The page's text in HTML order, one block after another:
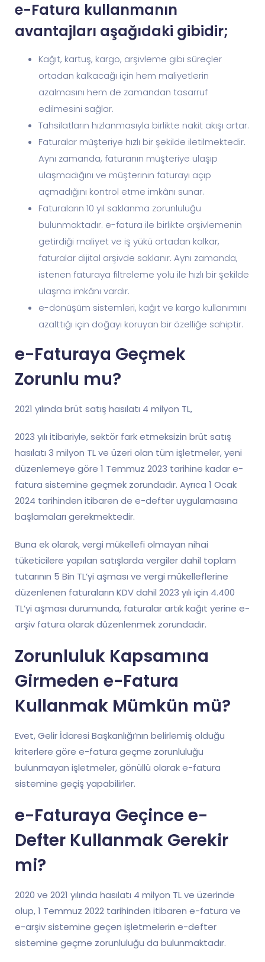
e-Fatura kullanmanın
avantajları aşağıdaki gibidir;
Kağıt, kartuş, kargo, arşivleme gibi süreçler
ortadan kalkacağı için hem maliyetlerin
azalmasını hem de zamandan tasarruf
edilmesini sağlar.
Tahsilatların hızlanmasıyla birlikte nakit akışı artar.
Faturalar müşteriye hızlı bir şekilde iletilmektedir.
Aynı zamanda, faturanın müşteriye ulaşıp
ulaşmadığını ve müşterinin faturayı açıp
açmadığını kontrol etme imkânı sunar.
Faturaların 10 yıl saklanma zorunluluğu
bulunmaktadır. e-fatura ile birlikte arşivlemenin
getirdiği maliyet ve iş yükü ortadan kalkar,
faturalar dijital arşivde saklanır. Aynı zamanda,
istenen faturaya filtreleme yolu ile hızlı bir şekilde
ulaşma imkânı vardır.
e-dönüşüm sistemleri, kağıt ve kargo kullanımını
azalttığı için doğayı koruyan bir özelliğe sahiptir.
e-Faturaya Geçmek
Zorunlu mu?
2021 yılında brüt satış hasılatı 4 milyon TL,
2023 yılı itibariyle, sektör fark etmeksizin brüt satış
hasılatı 3 milyon TL ve üzeri olan tüm işletmeler, yeni
düzenlemeye göre 1 Temmuz 2023 tarihine kadar e-
fatura sistemine geçmek zorundadır. Ayrıca 1 Ocak
2024 tarihinden itibaren de e-defter uygulamasına
başlamaları gerekmektedir.
Buna ek olarak, vergi mükellefi olmayan nihai
tüketicilere yapılan satışlarda vergiler dahil toplam
tutarının 5 Bin TL’yi aşması ve vergi mükelleflerine
düzenlenen faturaların KDV dahil 2023 yılı için 4.400
TL’yi aşması durumunda, faturalar artık kağıt yerine e-
arşiv fatura olarak düzenlenmek zorundadır.
Zorunluluk Kapsamına
Girmeden e-Fatura
Kullanmak Mümkün mü?
Evet, Gelir İdaresi Başkanlığı’nın belirlemiş olduğu
kriterlere göre e-fatura geçme zorunluluğu
bulunmayan işletmeler, gönüllü olarak e-fatura
sistemine geçiş yapabilirler.
e-Faturaya Geçince e-
Defter Kullanmak Gerekir
mi?
2020 ve 2021 yılında hasılatı 4 milyon TL ve üzerinde
olup, 1 Temmuz 2022 tarihinden itibaren e-fatura ve
e-arşiv sistemine geçen işletmelerin e-defter
sistemine geçme zorunluluğu da bulunmaktadır.